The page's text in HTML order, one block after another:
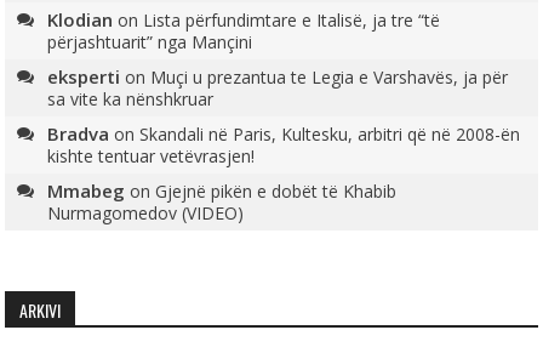
Klodian on Lista përfundimtare e Italisë, ja tre “të
përjashtuarit” nga Mançini
eksperti on Muçi u prezantua te Legia e Varshavës, ja për
sa vite ka nënshkruar
Bradva onSkandali në Paris, Kultesku, arbitri që në 2008-ën
kishte tentuar vetëvrasjen!
Mmabeg onGjejnë pikën e dobët të Khabib
Nurmagomedov (VIDEO)
ARKIVI